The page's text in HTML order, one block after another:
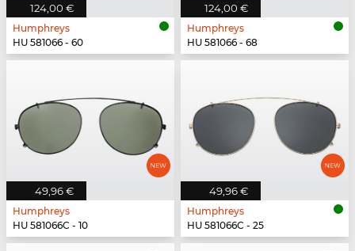
124,00 €
Humphreys
HU 581066 - 60
124,00 €
Humphreys
HU 581066 - 68
49,96 €
Humphreys
HU 581066C - 10
49,96 €
Humphreys
HU 581066C - 25